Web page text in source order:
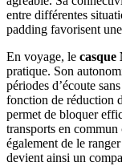
entre différentes
padding favorisent
En voyage, le
pratique. Son
périodes d’écoute
fonction de réduction
permet de bloquer
transports en
également de le
devient ainsi un